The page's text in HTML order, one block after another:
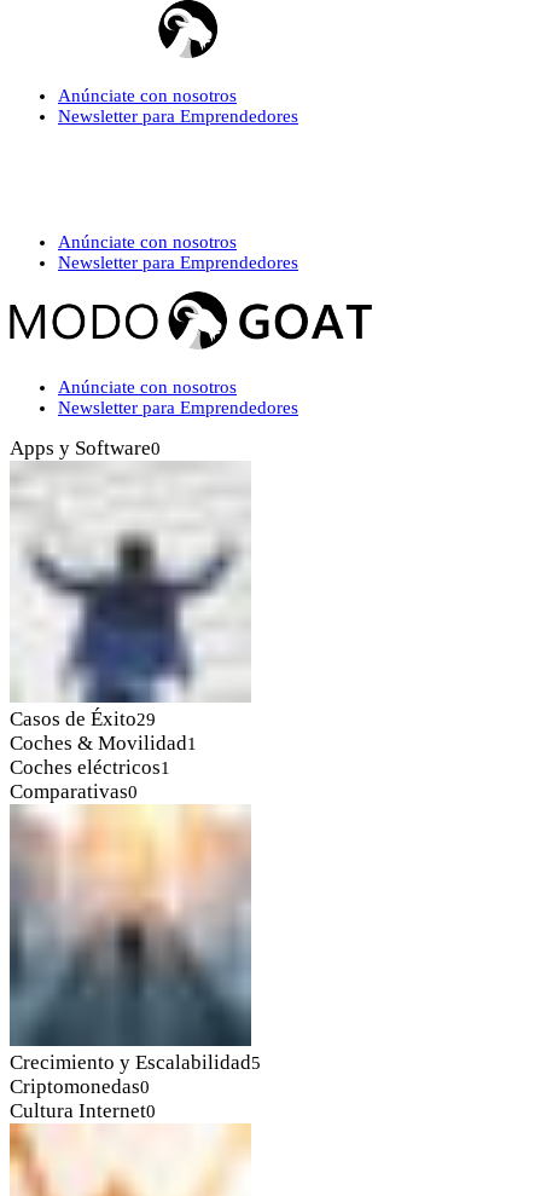
Anúnciate con nosotros
Newsletter para Emprendedores
Anúnciate con nosotros
Newsletter para Emprendedores
Anúnciate con nosotros
Newsletter para Emprendedores
Apps y Software0
Casos de Éxito29
Coches & Movilidad1
Coches eléctricos1
Comparativas0
Crecimiento y Escalabilidad5
Criptomonedas0
Cultura Internet0